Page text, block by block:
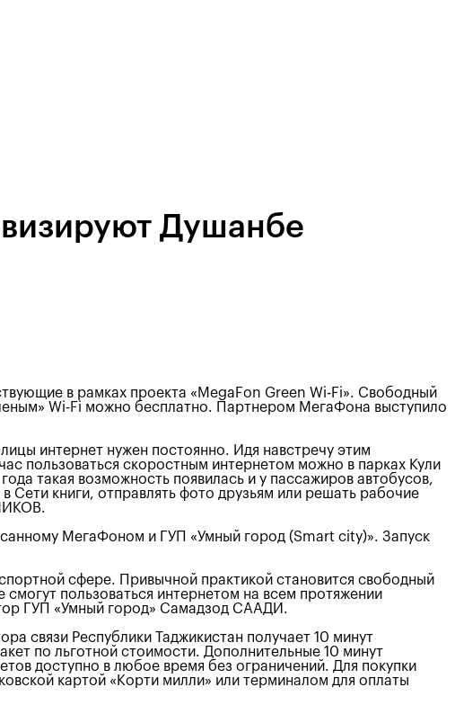
Душанбе
в рамках проекта «MegaFon Green Wi-Fi». Свободный
Wi-Fi можно бесплатно. Партнером МегаФона выступило
интернет нужен постоянно. Идя навстречу этим
пользоваться скоростным интернетом можно в парках Кули
такая возможность появилась и у пассажиров автобусов,
Сети книги, отправлять фото друзьям или решать рабочие
МегаФоном и ГУП «Умный город (Smart city)». Запуск
сфере. Привычной практикой становится свободный
пользоваться интернетом на всем протяжении
ГУП «Умный город» Самадзод СААДИ.
связи Республики Таджикистан получает 10 минут
по льготной стоимости. Дополнительные 10 минут
доступно в любое время без ограничений. Для покупки
картой «Корти милли» или терминалом для оплаты